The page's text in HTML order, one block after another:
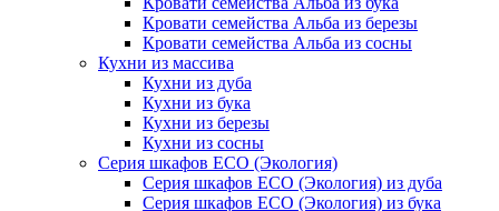
Кровати семейства Альба из березы
Кровати семейства Альба из сосны
Кухни из массива
Кухни из дуба
Кухни из бука
Кухни из березы
Кухни из сосны
Серия шкафов ECO (Экология)
Серия шкафов ECO (Экология) из дуба
Серия шкафов ECO (Экология) из бука